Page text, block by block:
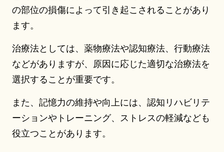
の部位の損傷によって引き起こされることがあり
ます。
治療法としては、薬物療法や認知療法、行動療法
などがありますが、原因に応じた適切な治療法を
選択することが重要です。
また、記憶力の維持や向上には、認知リハビリテ
ーションやトレーニング、ストレスの軽減なども
役立つことがあります。